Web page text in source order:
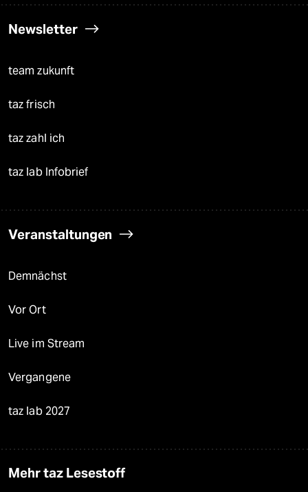
Newsletter
team zukunft
taz frisch
taz zahl ich
taz lab Infobrief
Veranstaltungen
Demnächst
Vor Ort
Live im Stream
Vergangene
taz lab 2027
Mehr taz Lesestoff